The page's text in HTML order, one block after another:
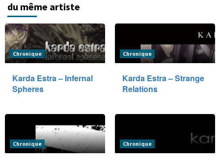
du même artiste
Chronique
Karda Estra – Infernal
Spheres
Chronique
Karda Estra – Strange
Relations
Chronique Chronique